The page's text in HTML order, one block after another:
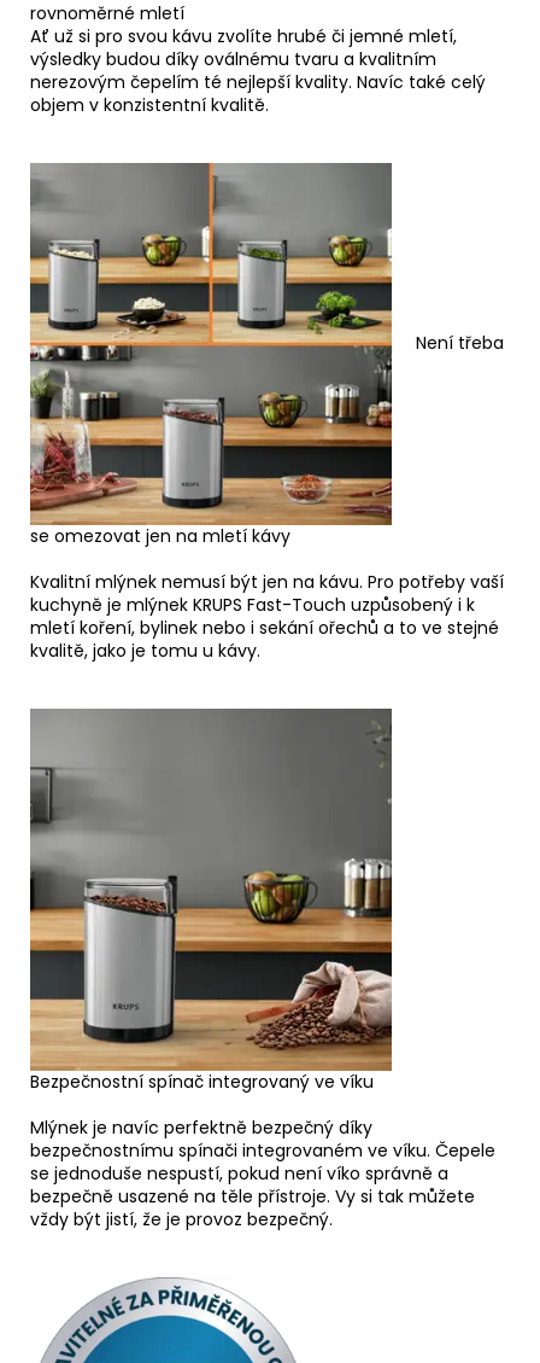
rovnoměrné mletí
Ať už si pro svou kávu zvolíte hrubé či jemné mletí,
výsledky budou díky oválnému tvaru a kvalitním
nerezovým čepelím té nejlepší kvality. Navíc také celý
objem v konzistentní kvalitě.
Není třeba
se omezovat jen na mletí kávy
Kvalitní mlýnek nemusí být jen na kávu. Pro potřeby vaší
kuchyně je mlýnek KRUPS Fast-Touch uzpůsobený i k
mletí koření, bylinek nebo i sekání ořechů a to ve stejné
kvalitě, jako je tomu u kávy.
Bezpečnostní spínač integrovaný ve víku
Mlýnek je navíc perfektně bezpečný díky
bezpečnostnímu spínači integrovaném ve víku. Čepele
se jednoduše nespustí, pokud není víko správně a
bezpečně usazené na těle přístroje. Vy si tak můžete
vždy být jistí, že je provoz bezpečný.